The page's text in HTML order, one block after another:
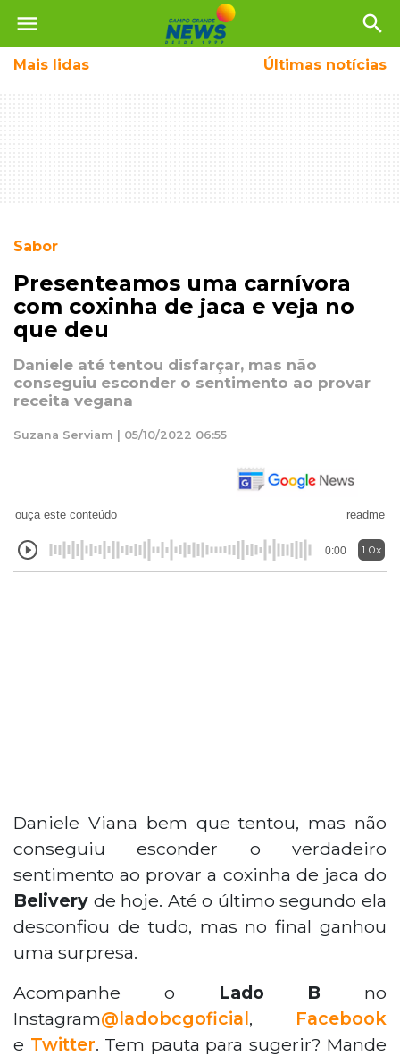
menu search
Mais lidas Últimas notícias
Sabor
Presenteamos uma carnívora
com coxinha de jaca e veja no
que deu
Daniele até tentou disfarçar, mas não
conseguiu esconder o sentimento ao provar
receita vegana
Suzana Serviam | 05/10/2022 06:55
ouça este conteúdo readme
0:00 1.0x
Daniele Viana bem que tentou, mas não
conseguiu esconder o verdadeiro
sentimento ao provar a coxinha de jaca do
Belivery de hoje. Até o último segundo ela
desconfiou de tudo, mas no final ganhou
uma surpresa.
Acompanhe o Lado B no
Instagram@ladobcgoficial, Facebook
e Twitter. Tem pauta para sugerir? Mande